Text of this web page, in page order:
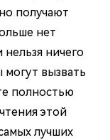
получают
нет
ничего
могут вызвать
полностью
этой
лучших